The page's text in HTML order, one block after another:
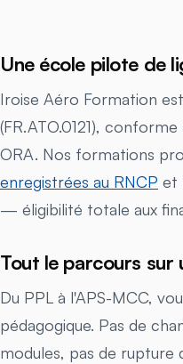
Une école pilote de
Iroise Aéro Formation
(FR.ATO.0121),
ORA. Nos formations
enregistrées au RNCP et
— éligibilité totale aux
Tout le parcours sur
Du PPL à l'APS-MCC,
pédagogique. Pas de
modules, pas de rupture